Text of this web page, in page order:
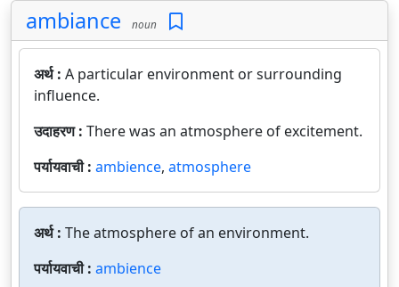
ambiance noun
अर्थ : A particular environment or surrounding
influence.
उदाहरण : There was an atmosphere of excitement.
पर्यायवाची : ambience, atmosphere
अर्थ : The atmosphere of an environment.
पर्यायवाची : ambience